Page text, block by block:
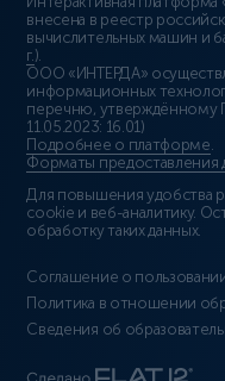
внесена в реестр
вычислительных машин и
г.).
ООО «ИНТЕРДА»
информационных
перечню, утверждённому
11.05.2023: 16.01)
Подробнее о платформе.
Форматы предоставления
Для повышения удобства
cookie и веб-аналитику.
обработку таких данных.
Соглашение о
Политика в отношении
Сведения об